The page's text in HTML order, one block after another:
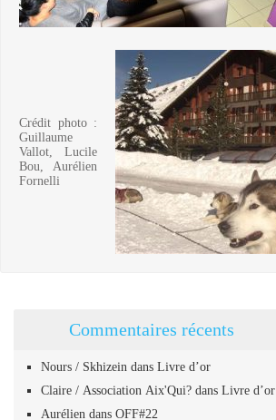
Crédit photo :
Guillaume
Vallot, Lucile
Bou, Aurélien
Fornelli
Commentaires récents
Nours / Skhizein dans Livre d’or
Claire / Association Aix'Qui? dans Livre d’or
Aurélien dans OFF#22